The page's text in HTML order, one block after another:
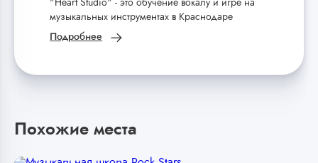
"Heart Studio" - это обучение вокалу и игре на
музыкальных инструментах в Краснодаре
Подробнее
Похожие места